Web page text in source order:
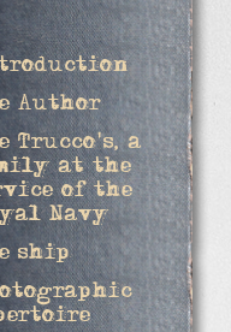
Author
Trucco's, a
at the
of the
Navy
ship